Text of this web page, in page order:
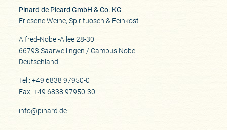
Pinard de Picard GmbH & Co. KG
Erlesene Weine, Spirituosen & Feinkost
Alfred-Nobel-Allee 28-30
66793 Saarwellingen / Campus Nobel
Deutschland
Tel.: +49 6838 97950-0
Fax: +49 6838 97950-30
info@pinard.de